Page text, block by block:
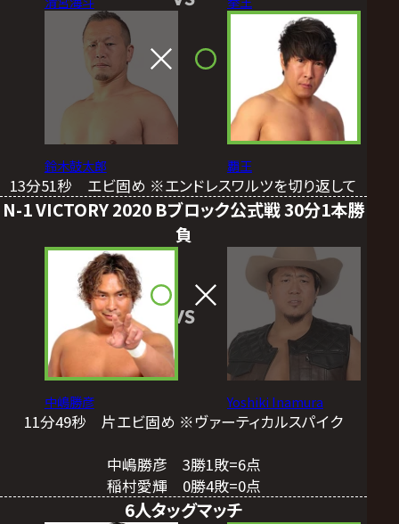
鈴木鼓太郎 覇王
13分51秒 エビ固め ※エンドレスワルツを切り返して
N-1 VICTORY 2020 Bブロック公式戦 30分1本勝
負
中嶋勝彦
VS
Yoshiki Inamura
11分49秒 片エビ固め ※ヴァーティカルスパイク
中嶋勝彦 3勝1敗=6点
稲村愛輝 0勝4敗=0点
6人タッグマッチ